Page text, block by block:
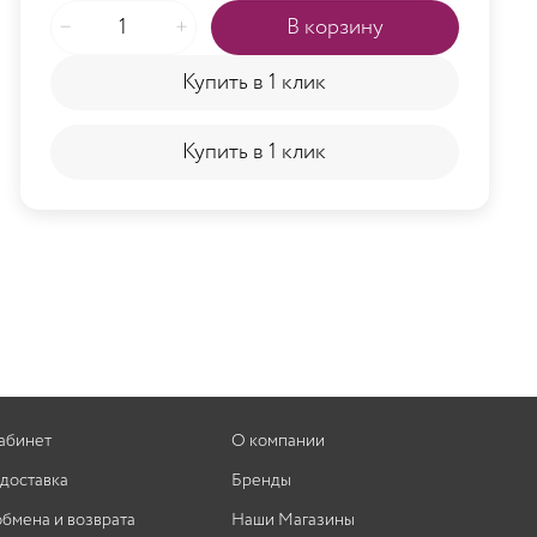
В корзину
Купить в 1 клик
Купить в 1 клик
и возврата
О компании
Бренды
Наши Магазины